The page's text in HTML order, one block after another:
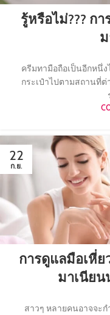
รู้หรือไม่??? ก
ครีมทามือถือเป็นอีกหนึ่
กระเป๋าไปตามสถานที่
22
ก.ย.
การดูแลมือเหี่
มาเนีย
สาวๆ หลายคนอาจจะ